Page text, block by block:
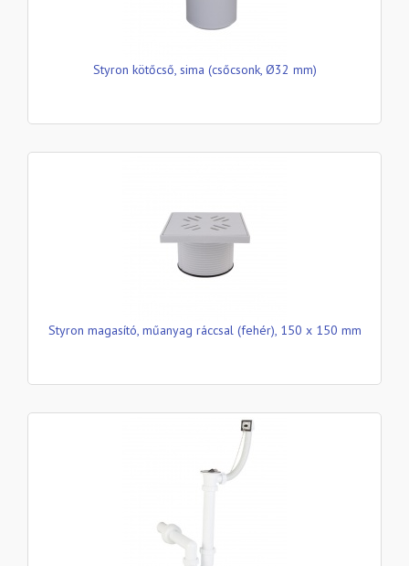
Styron kötőcső, sima (csőcsonk, Ø32 mm)
Styron magasító, műanyag ráccsal (fehér), 150 x 150 mm